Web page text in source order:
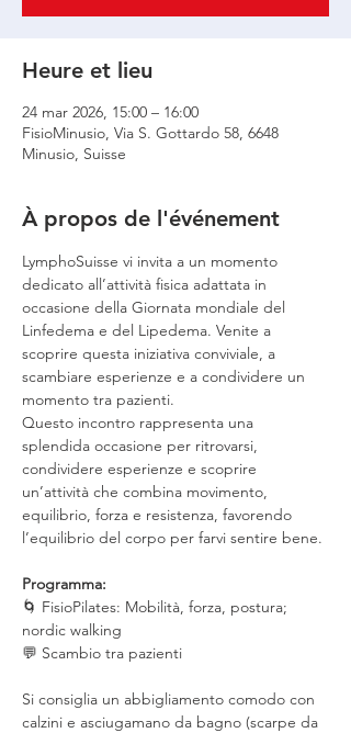
Heure et lieu
24 mar 2026, 15:00 – 16:00
FisioMinusio, Via S. Gottardo 58, 6648
Minusio, Suisse
À propos de l'événement
LymphoSuisse vi invita a un momento
dedicato all’attività fisica adattata in
occasione della Giornata mondiale del
Linfedema e del Lipedema. Venite a
scoprire questa iniziativa conviviale, a
scambiare esperienze e a condividere un
momento tra pazienti.
Questo incontro rappresenta una
splendida occasione per ritrovarsi,
condividere esperienze e scoprire
un’attività che combina movimento,
equilibrio, forza e resistenza, favorendo
l’equilibrio del corpo per farvi sentire bene.
Programma:
🌀 FisioPilates: Mobilità, forza, postura;
nordic walking
💬 Scambio tra pazienti
Si consiglia un abbigliamento comodo con
calzini e asciugamano da bagno (scarpe da